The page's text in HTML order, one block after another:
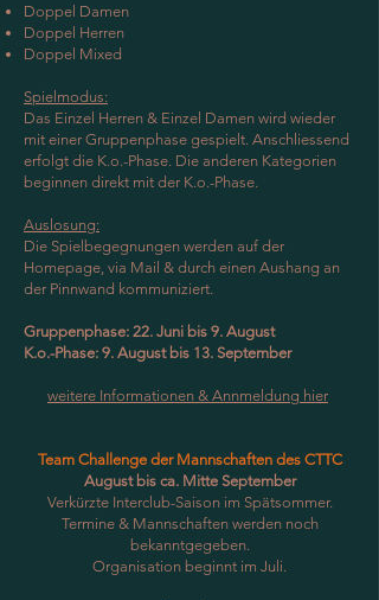
Doppel Damen
Doppel Herren
Doppel Mixed
Spielmodus:
Das Einzel Herren & Einzel Damen wird wieder
mit einer Gruppenphase gespielt. Anschliessend
erfolgt die K.o.-Phase. Die anderen Kategorien
beginnen direkt mit der K.o.-Phase.
Auslosung:
Die Spielbegegnungen werden auf der
Homepage, via Mail & durch einen Aushang an
der Pinnwand kommuniziert.
Gruppenphase: 22. Juni bis 9. August
K.o.-Phase: 9. August bis 13. September
weitere Informationen & Annmeldung hier
Team Challenge der Mannschaften des CTTC
August bis ca. Mitte September
Verkürzte Interclub-Saison im Spätsommer.
Termine & Mannschaften werden noch
bekanntgegeben.
Organisation beginnt im Juli.